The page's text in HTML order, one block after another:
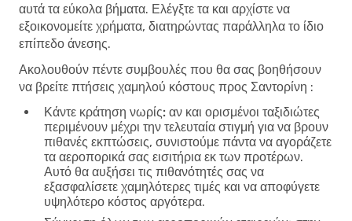
αυτά τα εύκολα βήματα. Ελέγξτε τα και αρχίστε να
εξοικονομείτε χρήματα, διατηρώντας παράλληλα το ίδιο
επίπεδο άνεσης.
Ακολουθούν πέντε συμβουλές που θα σας βοηθήσουν
να βρείτε πτήσεις χαμηλού κόστους προς Σαντορίνη :
Κάντε κράτηση νωρίς: αν και ορισμένοι ταξιδιώτες
περιμένουν μέχρι την τελευταία στιγμή για να βρουν
πιθανές εκπτώσεις, συνιστούμε πάντα να αγοράζετε
τα αεροπορικά σας εισιτήρια εκ των προτέρων.
Αυτό θα αυξήσει τις πιθανότητές σας να
εξασφαλίσετε χαμηλότερες τιμές και να αποφύγετε
υψηλότερο κόστος αργότερα.